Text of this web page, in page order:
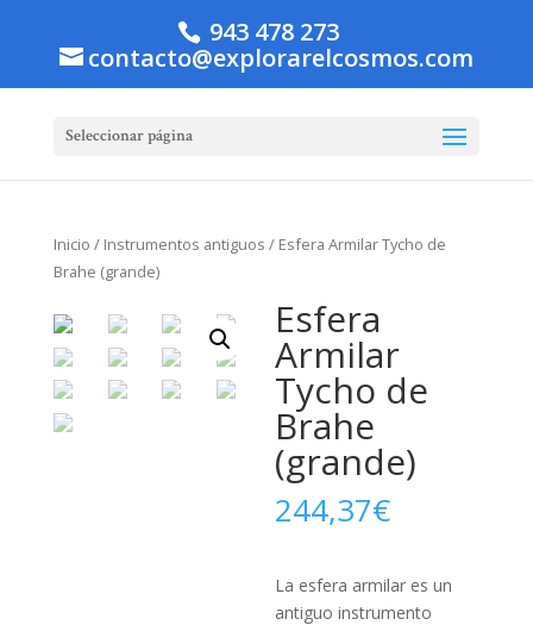
943 478 273
contacto@explorarelcosmos.com
Seleccionar página
Inicio / Instrumentos antiguos / Esfera Armilar Tycho de
Brahe (grande)
Esfera
Armilar
Tycho de
Brahe
(grande)
244,37€
La esfera armilar es un
antiguo instrumento